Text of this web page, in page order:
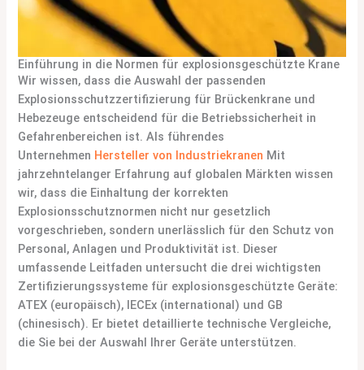
Einführung in die Normen für explosionsgeschützte Krane
Wir wissen, dass die Auswahl der passenden
Explosionsschutzzertifizierung für Brückenkrane und
Hebezeuge entscheidend für die Betriebssicherheit in
Gefahrenbereichen ist. Als führendes
Unternehmen Hersteller von Industriekranen Mit
jahrzehntelanger Erfahrung auf globalen Märkten wissen
wir, dass die Einhaltung der korrekten
Explosionsschutznormen nicht nur gesetzlich
vorgeschrieben, sondern unerlässlich für den Schutz von
Personal, Anlagen und Produktivität ist. Dieser
umfassende Leitfaden untersucht die drei wichtigsten
Zertifizierungssysteme für explosionsgeschützte Geräte:
ATEX (europäisch), IECEx (international) und GB
(chinesisch). Er bietet detaillierte technische Vergleiche,
die Sie bei der Auswahl Ihrer Geräte unterstützen.